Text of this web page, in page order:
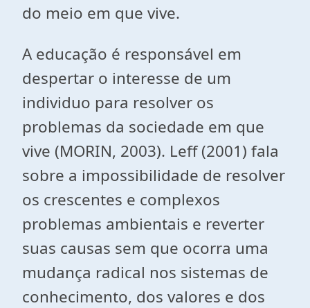
do meio em que vive.
A educação é responsável em
despertar o interesse de um
individuo para resolver os
problemas da sociedade em que
vive (MORIN, 2003). Leff (2001) fala
sobre a impossibilidade de resolver
os crescentes e complexos
problemas ambientais e reverter
suas causas sem que ocorra uma
mudança radical nos sistemas de
conhecimento, dos valores e dos